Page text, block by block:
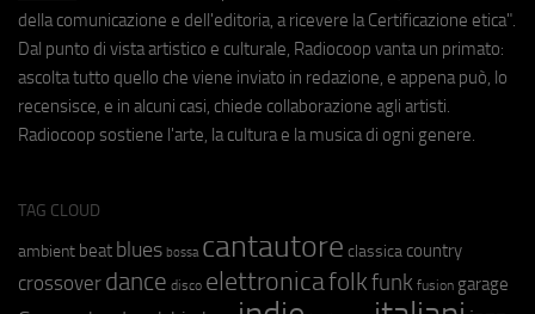
della comunicazione e dell'editoria, a ricevere la Certificazione etica".
Dal punto di vista artistico e culturale, Radiocoop vanta un primato:
ascolta tutto quello che viene inviato in redazione, e appena può, lo
recensisce, e in alcuni casi, chiede collaborazione agli artisti.
Radiocoop sostiene l'arte, la cultura e la musica di ogni genere.
TAG CLOUD
ambient beat blues bossa cantautore classica country
crossover dance disco elettronicafolkfunk fusion garage